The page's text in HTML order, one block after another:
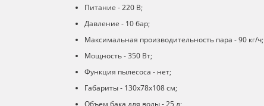
Питание - 220 В;
Давление - 10 бар;
Максимальная производительность пара - 90 кг/ч;
Мощность - 350 Вт;
Функция пылесоса - нет;
Габариты - 130x78x108 см;
Объем бака для воды - 25 л;